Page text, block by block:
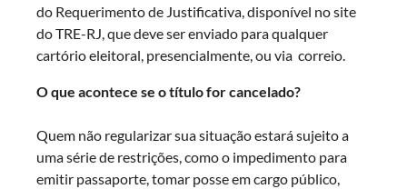
do Requerimento de Justificativa, disponível no site
do TRE-RJ, que deve ser enviado para qualquer
cartório eleitoral, presencialmente, ou via correio.
O que acontece se o título for cancelado?
Quem não regularizar sua situação estará sujeito a
uma série de restrições, como o impedimento para
emitir passaporte, tomar posse em cargo público,